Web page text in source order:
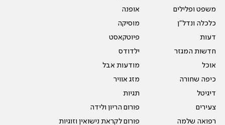
משפט ופלילים
כלכלה ונדל"ן
דעות
חדשות המגזר
אוכל
כיפה שחורה
דיגיטל
צעירים
רפואה שלמה
אופנה
מוסיקה
פיוטקאסט
ילדודס
מודעות אבל
מזג אוויר
תגיות
פורום הריון ולידה
פורום לקראת נישואין וזוגיות